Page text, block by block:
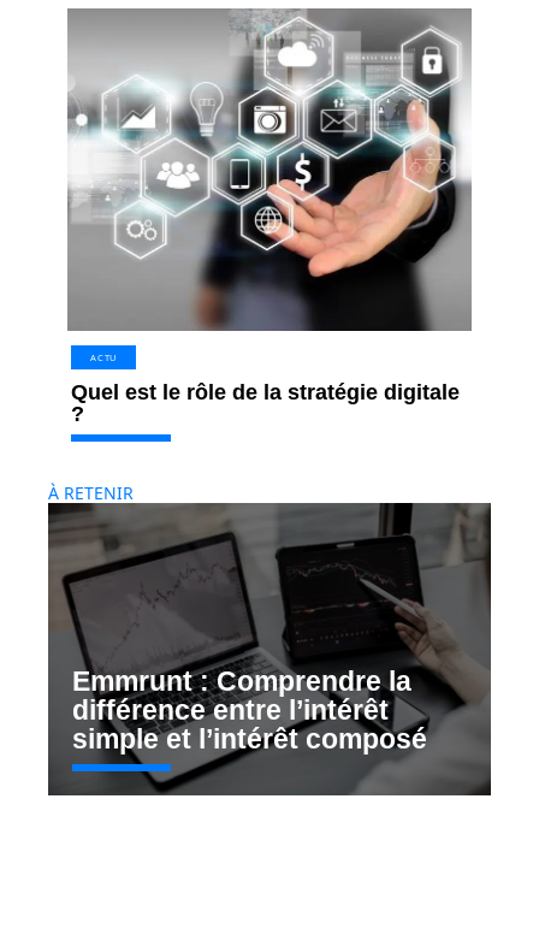
ACTU
Quel est le rôle de la stratégie digitale
?
À RETENIR
Emmrunt : Comprendre la
différence entre l’intérêt
simple et l’intérêt composé